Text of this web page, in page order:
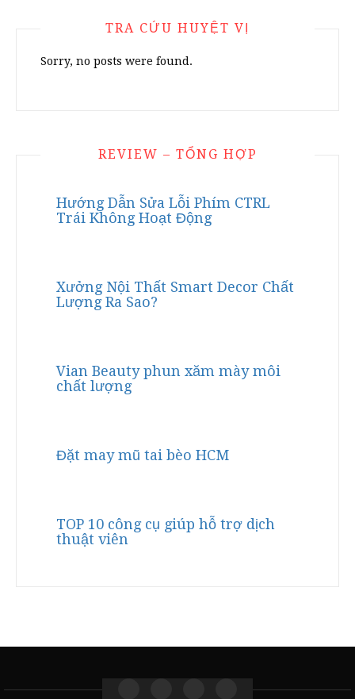
TRA CỨU HUYỆT VỊ
Sorry, no posts were found.
REVIEW – TỔNG HỢP
Hướng Dẫn Sửa Lỗi Phím CTRL
Trái Không Hoạt Động
Xưởng Nội Thất Smart Decor Chất
Lượng Ra Sao?
Vian Beauty phun xăm mày môi
chất lượng
Đặt may mũ tai bèo HCM
TOP 10 công cụ giúp hỗ trợ dịch
thuật viên